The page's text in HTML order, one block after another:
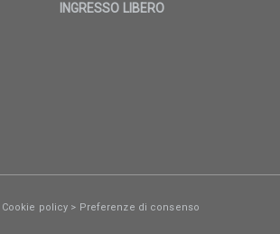
INGRESSO LIBERO
Cookie policy > Preferenze di consenso